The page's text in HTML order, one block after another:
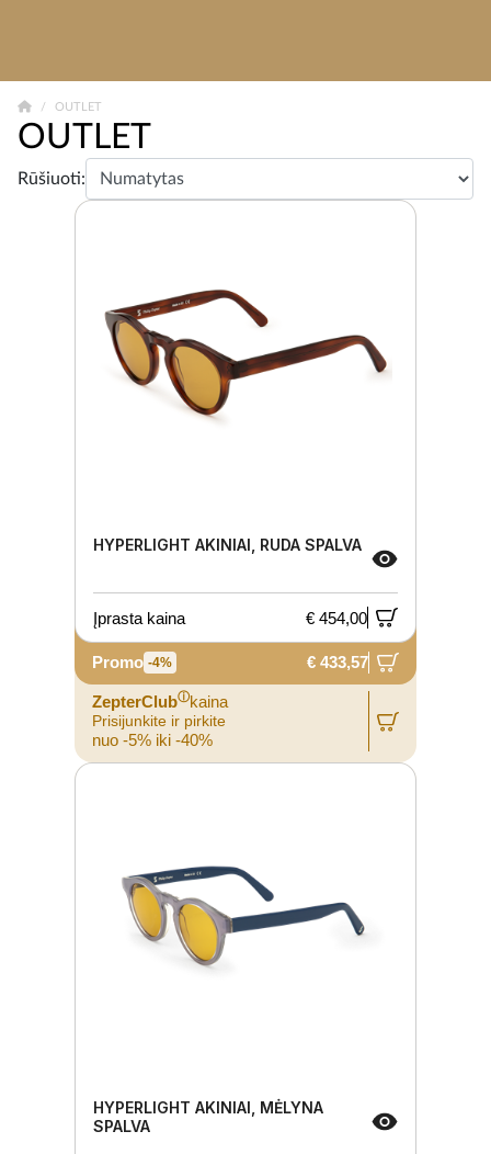
OUTLET
OUTLET
Rūšiuoti:
HYPERLIGHT AKINIAI, RUDA SPALVA
Įprasta kaina € 454,00
Promo -4% € 433,57
ZepterClubⓘkaina
Prisijunkite ir pirkite
nuo -5% iki -40%
HYPERLIGHT AKINIAI, MĖLYNA
SPALVA